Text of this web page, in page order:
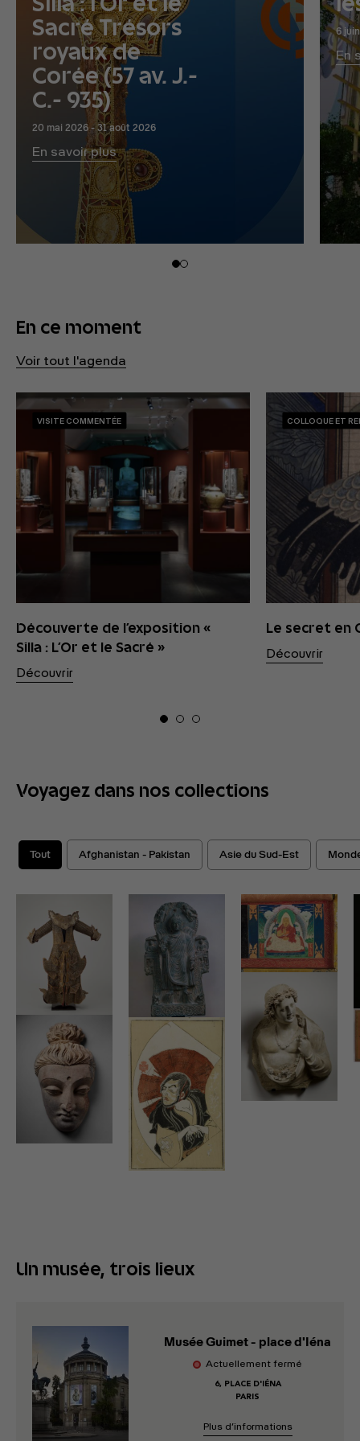
Sacré Trésors
royaux de
Corée (57 av. J.-
C.- 935)
20 mai 2026 - 31 août 2026
En savoir plus
6
En
En ce moment
Voir tout l'agenda
VISITE COMMENTÉE
Découverte de l’exposition «
Silla : L’Or et le Sacré »
Découvrir
COLLOQUE ET
Le secret en
Découvrir
01 0203
Voyagez dans nos collections
Tout Afghanistan - Pakistan Asie du Sud-Est
Un musée, trois lieux
Musée Guimet - place d'Iéna
Actuellement fermé
6, PLACE D'IÉNA
PARIS
Plus d’informations